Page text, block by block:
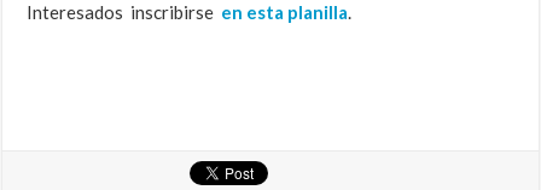
Interesados inscribirse en esta planilla.